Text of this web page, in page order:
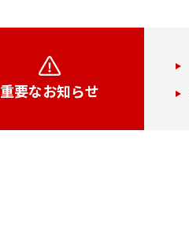
重要なお知らせ